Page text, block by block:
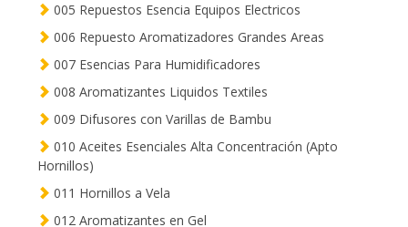
005 Repuestos Esencia Equipos Electricos
006 Repuesto Aromatizadores Grandes Areas
007 Esencias Para Humidificadores
008 Aromatizantes Liquidos Textiles
009 Difusores con Varillas de Bambu
010 Aceites Esenciales Alta Concentración (Apto
Hornillos)
011 Hornillos a Vela
012 Aromatizantes en Gel